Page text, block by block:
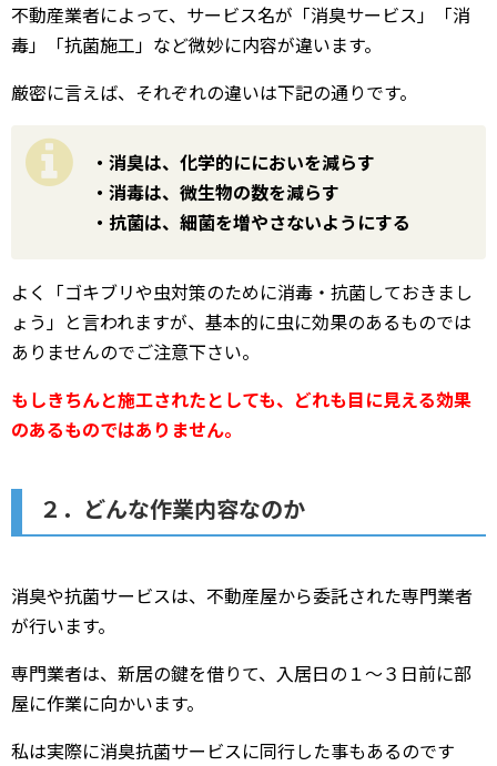
不動産業者によって、サービス名が「消臭サービス」「消
毒」「抗菌施工」など微妙に内容が違います。
厳密に言えば、それぞれの違いは下記の通りです。
・消臭は、化学的ににおいを減らす
・消毒は、微生物の数を減らす
・抗菌は、細菌を増やさないようにする
よく「ゴキブリや虫対策のために消毒・抗菌しておきまし
ょう」と言われますが、基本的に虫に効果のあるものでは
ありませんのでご注意下さい。
もしきちんと施工されたとしても、どれも目に見える効果
のあるものではありません。
２．どんな作業内容なのか
消臭や抗菌サービスは、不動産屋から委託された専門業者
が行います。
専門業者は、新居の鍵を借りて、入居日の１～３日前に部
屋に作業に向かいます。
私は実際に消臭抗菌サービスに同行した事もあるのです